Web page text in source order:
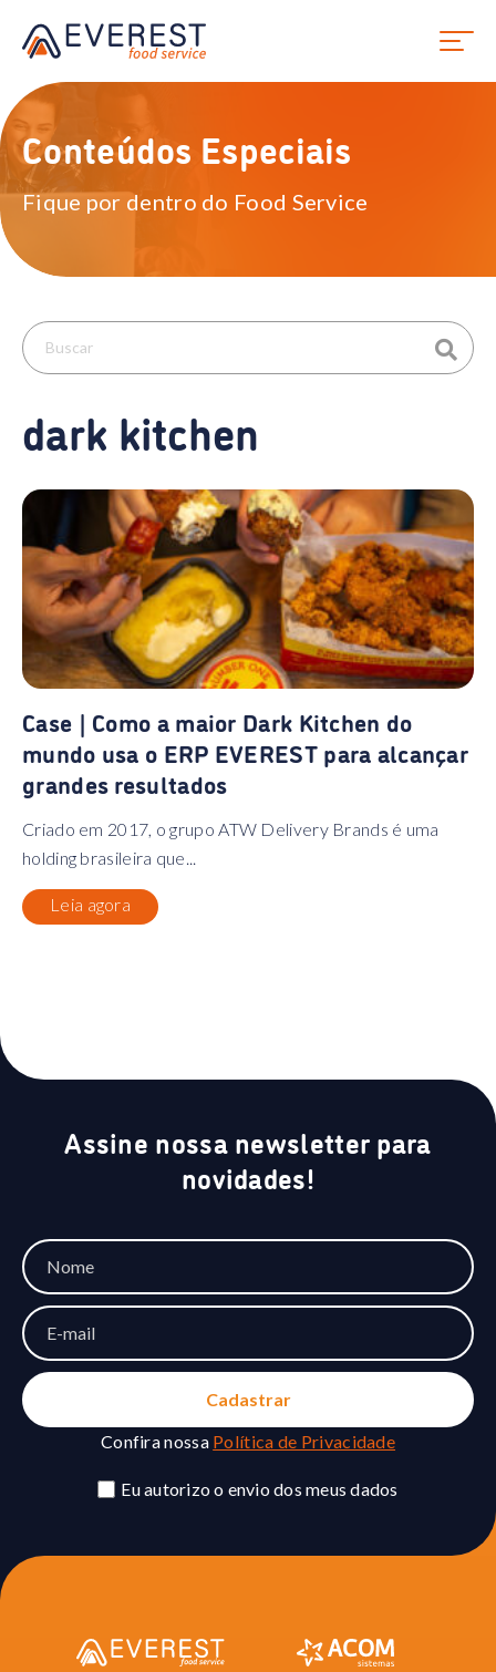
Conteúdos Especiais
Fique por dentro do Food Service
dark kitchen
Case | Como a maior Dark Kitchen do
mundo usa o ERP EVEREST para alcançar
grandes resultados
Criado em 2017, o grupo ATW Delivery Brands é uma
holding brasileira que...
Leia agora
Assine nossa newsletter para
novidades!
Confira nossa Política de Privacidade
Eu autorizo o envio dos meus dados